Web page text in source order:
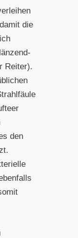
die
Reiter).
den